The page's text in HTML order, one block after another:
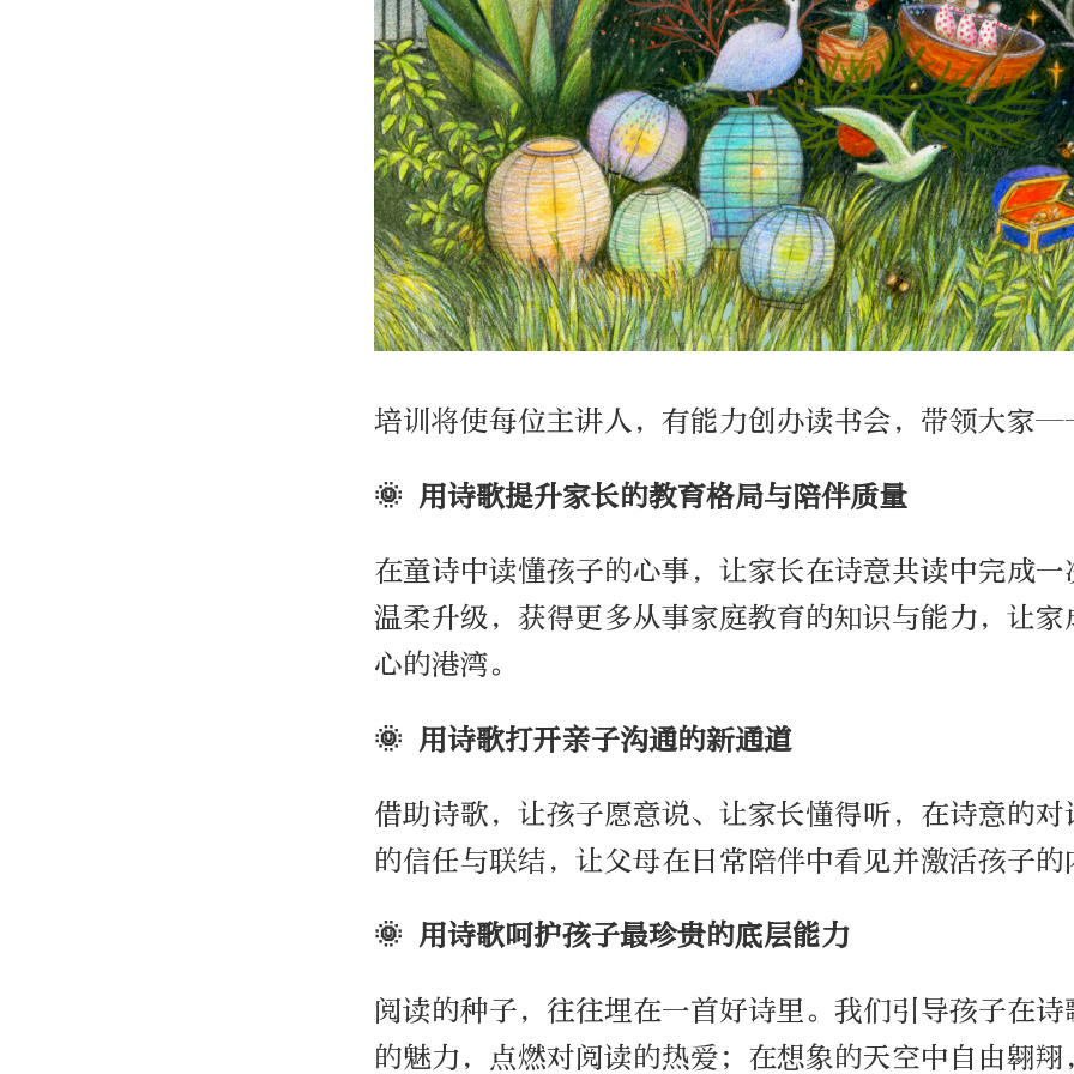
培训将使每位主讲人，有能力创办读书会，带领大家
🌞 用诗歌提升家长的教育格局与陪伴质量
在童诗中读懂孩子的心事，让家长在诗意共读中完成
温柔升级，获得更多从事家庭教育的知识与能力，让
心的港湾。
🌞 用诗歌打开亲子沟通的新通道
借助诗歌，让孩子愿意说、让家长懂得听，在诗意的
的信任与联结，让父母在日常陪伴中看见并激活孩子的
🌞 用诗歌呵护孩子最珍贵的底层能力
阅读的种子，往往埋在一首好诗里。我们引导孩子在
的魅力，点燃对阅读的热爱；在想象的天空中自由翱